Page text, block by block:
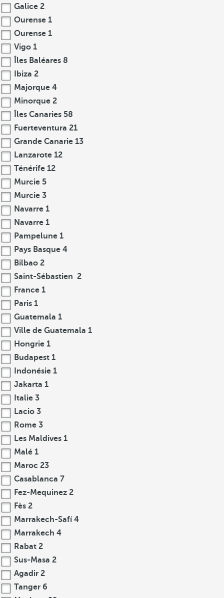
Galice 2
Ourense 1
Ourense 1
Vigo 1
Îles Baléares 8
Ibiza 2
Majorque 4
Minorque 2
Îles Canaries 58
Fuerteventura 21
Grande Canarie 13
Lanzarote 12
Ténérife 12
Murcie 5
Murcie 3
Navarre 1
Navarre 1
Pampelune 1
Pays Basque 4
Bilbao 2
Saint-Sébastien 2
France 1
Paris 1
Guatemala 1
Ville de Guatemala 1
Hongrie 1
Budapest 1
Indonésie 1
Jakarta 1
Italie 3
Lacio 3
Rome 3
Les Maldives 1
Malé 1
Maroc 23
Casablanca 7
Fez-Mequinez 2
Fès 2
Marrakech-Safí4
Marrakech 4
Rabat 2
Sus-Masa 2
Agadir 2
Tanger 6